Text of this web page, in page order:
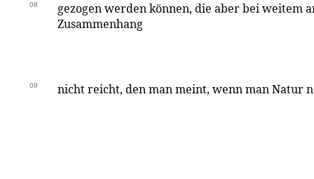
08
gezogen werden können, die aber bei weitem
Zusammenhang
09 nicht reicht, den man meint, wenn man Natur